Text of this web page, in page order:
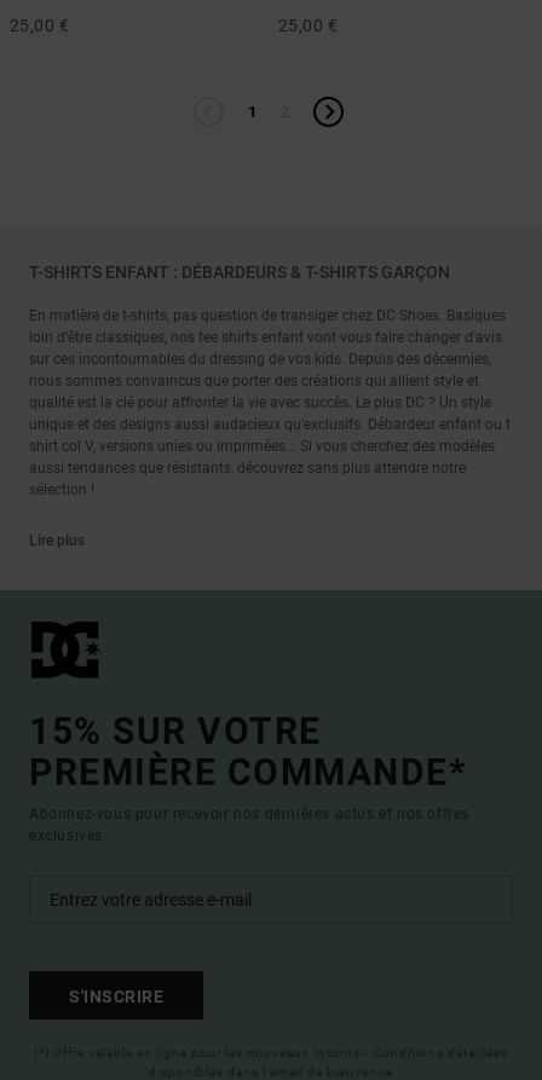
25,00 € 25,00 €
1
T-SHIRTS ENFANT : DÉBARDEURS & T-SHIRTS GARÇON
En matière de t-shirts, pas question de transiger chez DC Shoes. Basiques
loin d'être classiques, nos tee shirts enfant vont vous faire changer d'avis
sur ces incontournables du dressing de vos kids. Depuis des décennies,
nous sommes convaincus que porter des créations qui allient style et
qualité est la clé pour affronter la vie avec succès. Le plus DC ? Un style
unique et des designs aussi audacieux qu'exclusifs. Débardeur enfant ou t
shirt col V, versions unies ou imprimées... Si vous cherchez des modèles
aussi tendances que résistants, découvrez sans plus attendre notre
sélection !
Lire plus
15% SUR VOTRE
PREMIÈRE COMMANDE*
Abonnez-vous pour recevoir nos dernières actus et nos offres
exclusives.
S'INSCRIRE
(*) Offre valable en ligne pour les nouveaux inscrits - Conditions détaillées
disponibles dans l'email de bienvenue